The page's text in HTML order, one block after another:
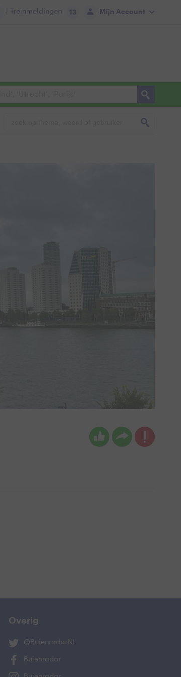
Mijn Account
| Treinmeldingen 13
Overig
@BuienradarNL
Buienradar